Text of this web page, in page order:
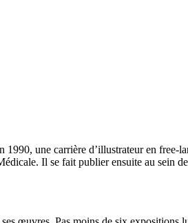
une carrière d’illustrateur en free-
Il se fait publier ensuite au sein